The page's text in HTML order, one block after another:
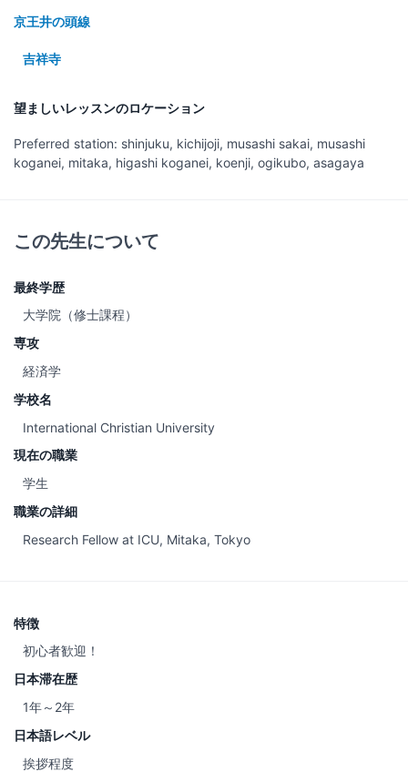
京王井の頭線
吉祥寺
望ましいレッスンのロケーション
Preferred station: shinjuku, kichijoji, musashi sakai, musashi
koganei, mitaka, higashi koganei, koenji, ogikubo, asagaya
この先生について
最終学歴
大学院（修士課程）
専攻
経済学
学校名
International Christian University
現在の職業
学生
職業の詳細
Research Fellow at ICU, Mitaka, Tokyo
特徴
初心者歓迎！
日本滞在歴
1年～2年
日本語レベル
挨拶程度